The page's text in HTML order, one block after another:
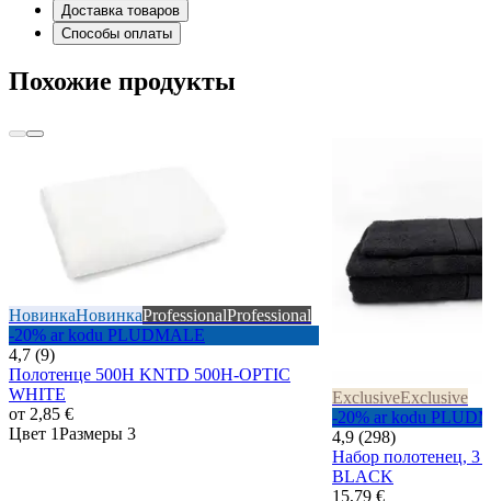
Доставка товаров
Способы оплаты
Похожие продукты
НовинкаНовинкаProfessionalProfessional
-20% ar kodu PLUDMALE
4,7 (9)
Полотенце 500H KNTD 500H-OPTIC
WHITE
от 2,85 €
Цвет 1Размеры 3
ExclusiveExclusive
-20% ar kodu
4,9 (298)
Набор полотенец, 3
BLACK
15,79 €